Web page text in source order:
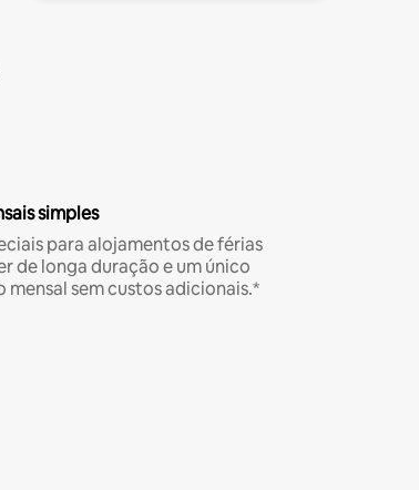
simples
para alojamentos de férias
de longa duração e um único
mensal sem custos adicionais.*